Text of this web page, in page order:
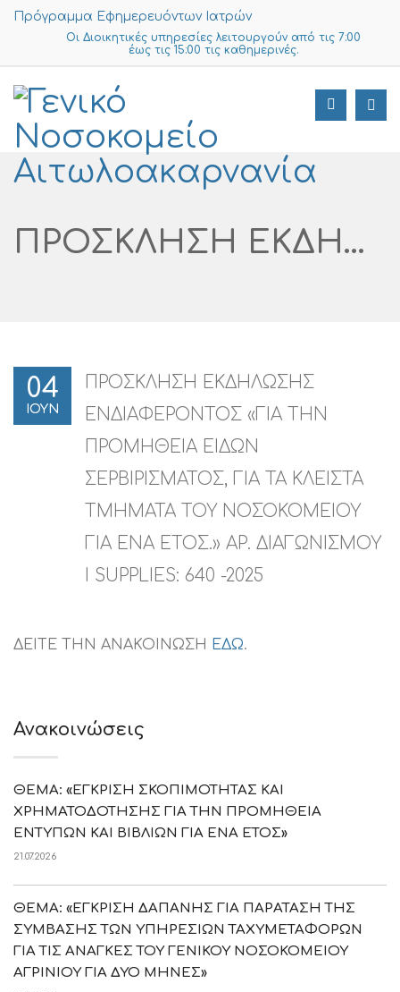
Πρόγραμμα Εφημερευόντων Ιατρών
Οι Διοικητικές υπηρεσίες λειτουργούν από τις 7:00
έως τις 15:00 τις καθημερινές.
ΠΡΟΣΚΛΗΣΗ ΕΚΔΗΛΩΣΗΣ ΕΝΔΙΑΦΕΡΟΝΤΟΣ «ΓΙΑ ΤΗΝ ΠΡΟΜΗΘΕΙΑ ΕΙΔΩΝ ΣΕΡΒΙΡΙΣΜΑΤΟΣ, ΓΙΑ ΤΑ ΚΛΕΙΣΤΑ ΤΜΗΜΑΤΑ ΤΟΥ ΝΟΣΟΚΟΜΕΙΟΥ ΓΙΑ ΕΝΑ ΕΤΟΣ.» ΑΡ. ΔΙΑΓΩΝΙΣΜΟΥ I SUPPLIES: 640 -2025
04
ΙΟΥΝ
ΠΡΟΣΚΛΗΣΗ ΕΚΔΗΛΩΣΗΣ
ΕΝΔΙΑΦΕΡΟΝΤΟΣ «ΓΙΑ ΤΗΝ
ΠΡΟΜΗΘΕΙΑ ΕΙΔΩΝ
ΣΕΡΒΙΡΙΣΜΑΤΟΣ, ΓΙΑ ΤΑ ΚΛΕΙΣΤΑ
ΤΜΗΜΑΤΑ ΤΟΥ ΝΟΣΟΚΟΜΕΙΟΥ
ΓΙΑ ΕΝΑ ΕΤΟΣ.» ΑΡ. ΔΙΑΓΩΝΙΣΜΟΥ
I SUPPLIES: 640 -2025
ΔΕΙΤΕ ΤΗΝ ΑΝΑΚΟΙΝΩΣΗ ΕΔΩ.
Ανακοινώσεις
ΘΕΜΑ: «ΕΓΚΡΙΣΗ ΣΚΟΠΙΜΟΤΗΤΑΣ ΚΑΙ
ΧΡΗΜΑΤΟΔΟΤΗΣΗΣ ΓΙΑ ΤΗΝ ΠΡΟΜΗΘΕΙΑ
ΕΝΤΥΠΩΝ ΚΑΙ ΒΙΒΛΙΩΝ ΓΙΑ ΕΝΑ ΕΤΟΣ»
21.07.2026
ΘΕΜΑ: «ΕΓΚΡΙΣΗ ΔΑΠΑΝΗΣ ΓΙΑ ΠΑΡΑΤΑΣΗ ΤΗΣ
ΣΥΜΒΑΣΗΣ ΤΩΝ ΥΠΗΡΕΣΙΩΝ ΤΑΧΥΜΕΤΑΦΟΡΩΝ
ΓΙΑ ΤΙΣ ΑΝΑΓΚΕΣ ΤΟΥ ΓΕΝΙΚΟΥ ΝΟΣΟΚΟΜΕΙΟΥ
ΑΓΡΙΝΙΟΥ ΓΙΑ ΔΥΟ ΜΗΝΕΣ»